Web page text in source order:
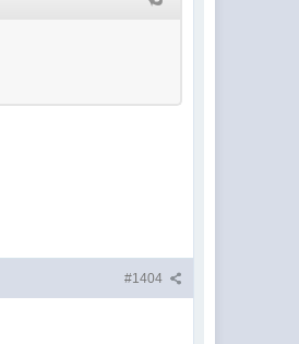
#1404